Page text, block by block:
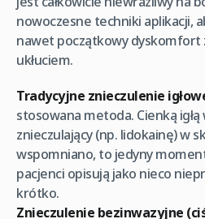
nowoczesne techniki aplikacji,
nawet początkowy dyskomfort
ukłuciem.
Tradycyjne znieczulenie
stosowana metoda. Cienką
znieczulający (np. lidokainę) w
wspomniano, to jedyny
pacjenci opisują jako nieco
krótko.
Znieczulenie bezinwazyjne